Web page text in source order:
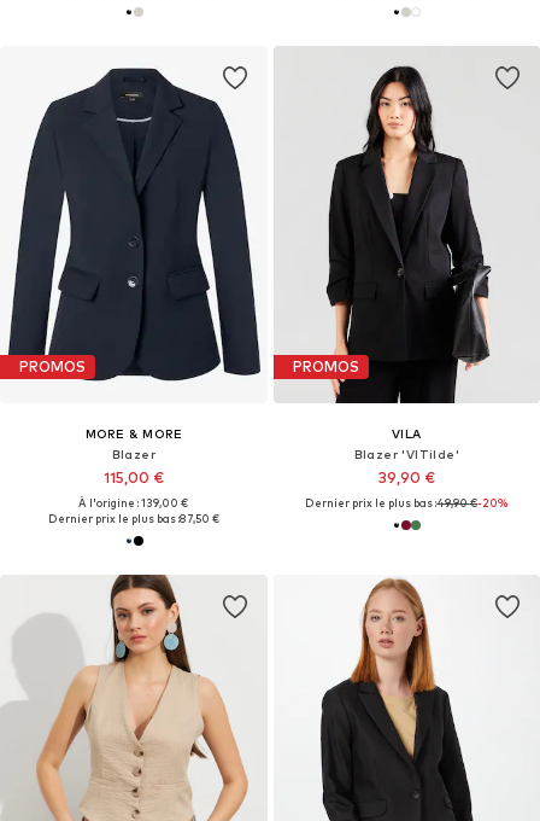
PROMOS
MORE & MORE
Blazer
115,00 €
À l'origine : 139,00 €
Dernier prix le plus bas :87,50 €
PROMOS
VILA
Blazer 'VITilde'
39,90 €
Dernier prix le plus bas :49,90 €-20%